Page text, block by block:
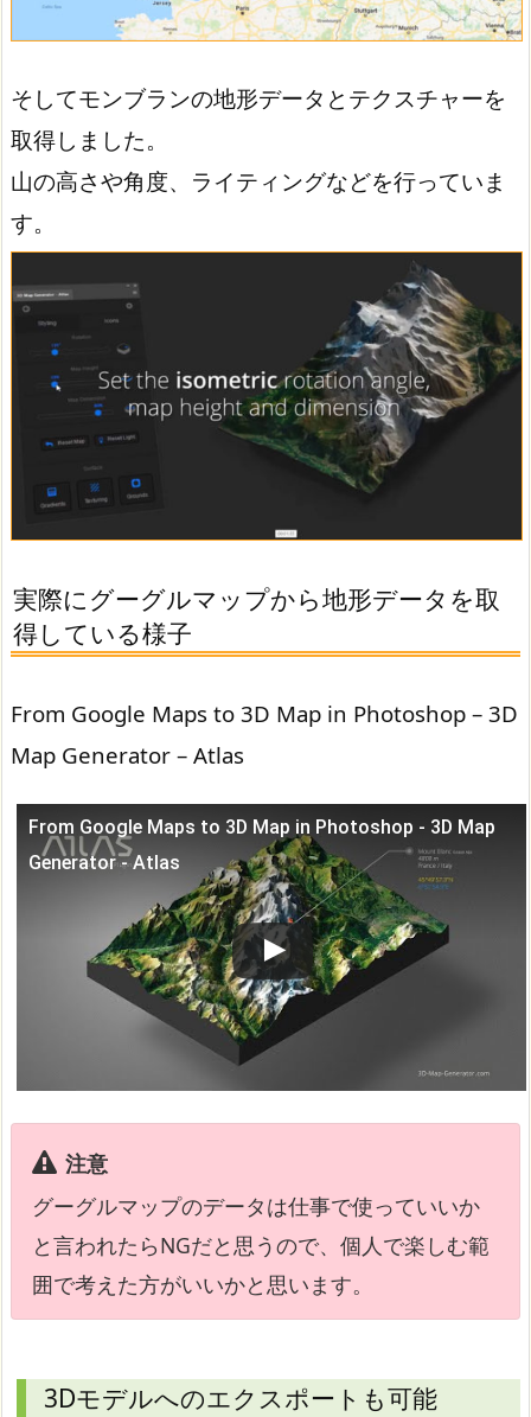
そしてモンブランの地形データとテクスチャーを
取得しました。
山の高さや角度、ライティングなどを行っていま
す。
実際にグーグルマップから地形データを取
得している様子
From Google Maps to 3D Map in Photoshop – 3D
Map Generator – Atlas
From Google Maps to 3D Map in Photoshop - 3D Map
Generator - Atlas
この動画を YouTube で視聴
注意
グーグルマップのデータは仕事で使っていいか
と言われたらNGだと思うので、個人で楽しむ範
囲で考えた方がいいかと思います。
3Dモデルへのエクスポートも可能